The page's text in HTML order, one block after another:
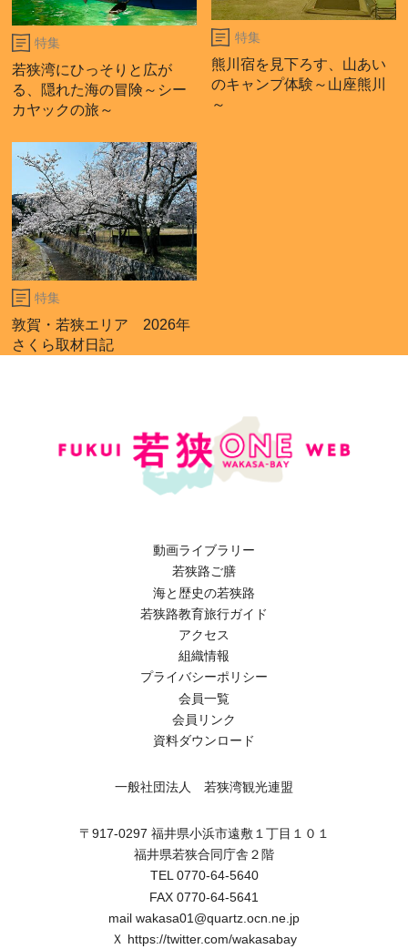
特集
若狭湾にひっそりと広が
る、隠れた海の冒険～シー
カヤックの旅～
特集
熊川宿を見下ろす、山あい
のキャンプ体験～山座熊川
～
特集
敦賀・若狭エリア 2026年
さくら取材日記
動画ライブラリー
若狭路ご膳
海と歴史の若狭路
若狭路教育旅行ガイド
アクセス
組織情報
プライバシーポリシー
会員一覧
会員リンク
資料ダウンロード
一般社団法人 若狭湾観光連盟
〒917-0297 福井県小浜市遠敷１丁目１０１
福井県若狭合同庁舎２階
TEL 0770-64-5640
FAX 0770-64-5641
mail wakasa01@quartz.ocn.ne.jp
Ｘ https://twitter.com/wakasabay